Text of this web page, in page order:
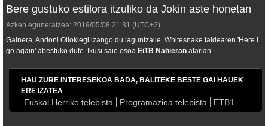
Bere gustuko estilora itzuliko da Jokin aste honetan
Azken eguneratzea: 2019/05/08 21:31 (UTC+2)
Gainera, Andoni Ollokiegi izango du laguntzaile. Whitesnake taldearen 'Here I
go again' abestuko dute. Ikusi saio osoa EiTB Nahieran atarian.
HAU ZURE INTERESEKOA BADA, BALITEKE BESTE GAI HAUEK
ERE IZATEA
Euskal Herriko telebista Programazioa telebista ETB1